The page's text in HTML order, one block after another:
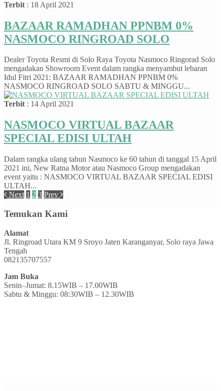
Terbit : 18 April 2021
BAZAAR RAMADHAN PPNBM 0%
NASMOCO RINGROAD SOLO
Dealer Toyota Resmi di Solo Raya Toyota Nasmoco Ringorad Solo
mengadakan Showroom Event dalam rangka menyambut lebaran
Idul Fitri 2021: BAZAAR RAMADHAN PPNBM 0%
NASMOCO RINGROAD SOLO SABTU & MINGGU...
Terbit: 14 April 2021
NASMOCO VIRTUAL BAZAAR
SPECIAL EDISI ULTAH
Dalam rangka ulang tahun Nasmoco ke 60 tahun di tanggal 15 April
2021 ini, New Ratna Motor atau Nasmoco Group mengadakan
event yaitu : NASMOCO VIRTUAL BAZAAR SPECIAL EDISI
ULTAH...
Next 1 2 3 Prev
Temukan Kami
Alamat
Jl. Ringroad Utara KM 9 Sroyo Jaten Karanganyar, Solo raya Jawa
Tengah
082135707557
Jam Buka
Senin–Jumat: 8.15WIB – 17.00WIB
Sabtu & Minggu: 08:30WIB – 12.30WIB